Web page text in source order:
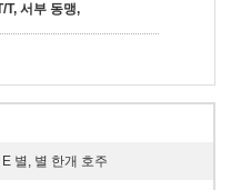
T, 서부 동맹,
별, 별 한개 호주